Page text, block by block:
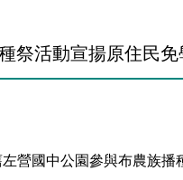
祭活動宣揚原住民
營國中公園參與布農族